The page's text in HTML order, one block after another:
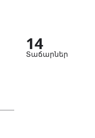
14
Տաճարներ